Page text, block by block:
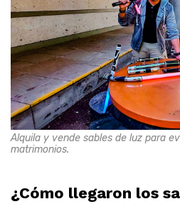
Alquila y vende sables de luz para
matrimonios.
¿Cómo llegaron los